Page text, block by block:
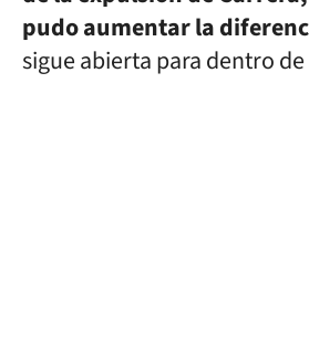
pudo aumentar la
sigue abierta para dentro de